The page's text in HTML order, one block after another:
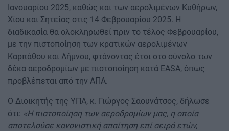
Ιανουαρίου 2025, καθώς και των αερολιμένων Κυθήρων,
Χίου και Σητείας στις 14 Φεβρουαρίου 2025. Η
διαδικασία θα ολοκληρωθεί πριν το τέλος Φεβρουαρίου,
με την πιστοποίηση των κρατικών αερολιμένων
Καρπάθου και Λήμνου, φτάνοντας έτσι στο σύνολο των
δέκα αεροδρομίων με πιστοποίηση κατά EASA, όπως
προβλέπεται από την ΑΠΑ.
Ο Διοικητής της ΥΠΑ, κ. Γιώργος Σαουνάτσος, δήλωσε
ότι: «Η πιστοποίηση των αεροδρομίων μας, η οποία
αποτελούσε κανονιστική απαίτηση επί σειρά ετών,